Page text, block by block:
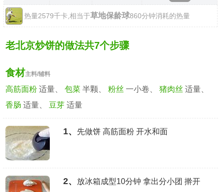
热量2579千卡,相当于草地保龄球860分钟消耗的热量
老北京炒饼的做法共7个步骤
食材主料/辅料
高筋面粉 适量、包菜 半颗、粉丝 一小卷、猪肉丝 适量、
香肠 适量、 豆芽 适量
1、 先做饼 高筋面粉 开水和面
2、 放冰箱成型10分钟 拿出分小团 擀开